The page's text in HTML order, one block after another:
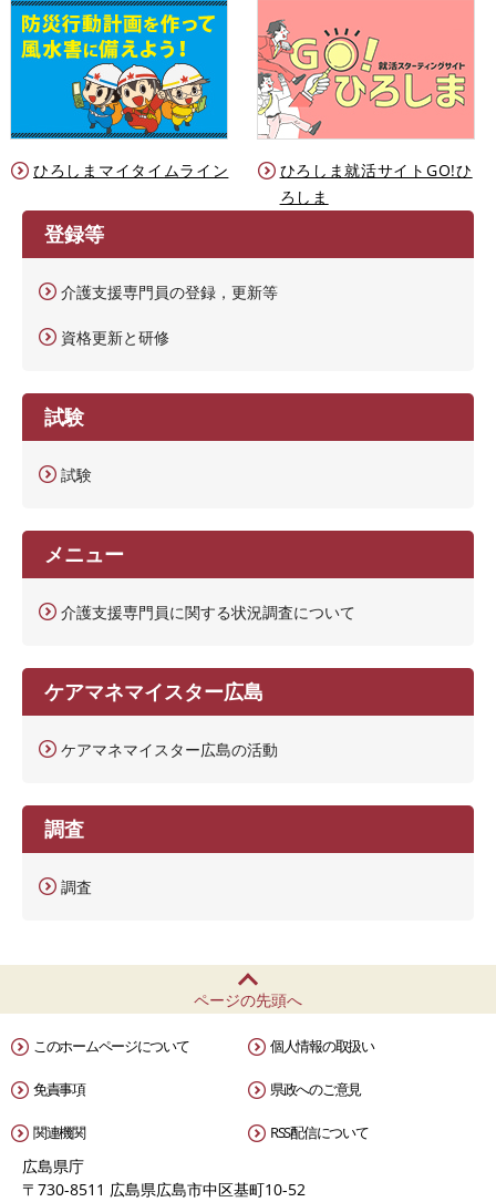
ひろしまマイタイムライン
ひろしま就活サイトGO!ひ
ろしま
登録等
介護支援専門員の登録，更新等
資格更新と研修
試験
試験
メニュー
介護支援専門員に関する状況調査について
ケアマネマイスター広島
ケアマネマイスター広島の活動
調査
調査
ページの先頭へ
このホームページについて 個人情報の取扱い
免責事項 県政へのご意見
関連機関 RSS配信について
広島県庁
〒730-8511 広島県広島市中区基町10-52